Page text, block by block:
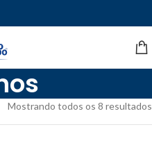
Mostrando todos os 8 resultados